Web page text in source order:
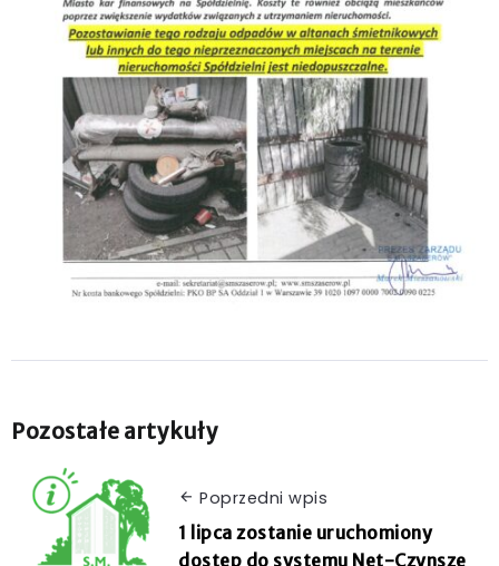
Pozostałe artykuły
Poprzedni wpis
1 lipca zostanie uruchomiony
dostęp do systemu Net-Czynsze